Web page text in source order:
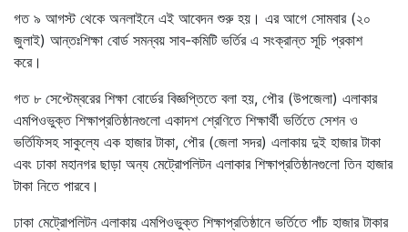
গত ৯ আগস্ট থেকে অনলাইনে এই আবেদন শুরু হয়। এর আগে সোমবার (২০
জুলাই) আন্তঃশিক্ষা বোর্ড সমন্বয় সাব-কমিটি ভর্তির এ সংক্রান্ত সূচি প্রকাশ
করে।
গত ৮ সেপ্টেম্বরের শিক্ষা বোর্ডের বিজ্ঞপ্তিতে বলা হয়, পৌর (উপজেলা) এলাকার
এমপিওভুক্ত শিক্ষাপ্রতিষ্ঠানগুলো একাদশ শ্রেণিতে শিক্ষার্থী ভর্তিতে সেশন ও
ভর্তিফিসহ সাকুল্যে এক হাজার টাকা, পৌর (জেলা সদর) এলাকায় দুই হাজার টাকা
এবং ঢাকা মহানগর ছাড়া অন্য মেট্রোপলিটন এলাকার শিক্ষাপ্রতিষ্ঠানগুলো তিন হাজার
টাকা নিতে পারবে।
ঢাকা মেট্রোপলিটন এলাকায় এমপিওভুক্ত শিক্ষাপ্রতিষ্ঠানে ভর্তিতে পাঁচ হাজার টাকার